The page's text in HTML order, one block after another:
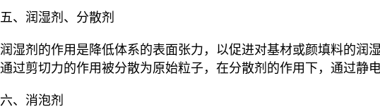
五、润湿剂、分散剂
润湿剂的作用是降低体系的表面张力，以促进对基材或颜填料的
通过剪切力的作用被分散为原始粒子，在分散剂的作用下，通过静
六、消泡剂